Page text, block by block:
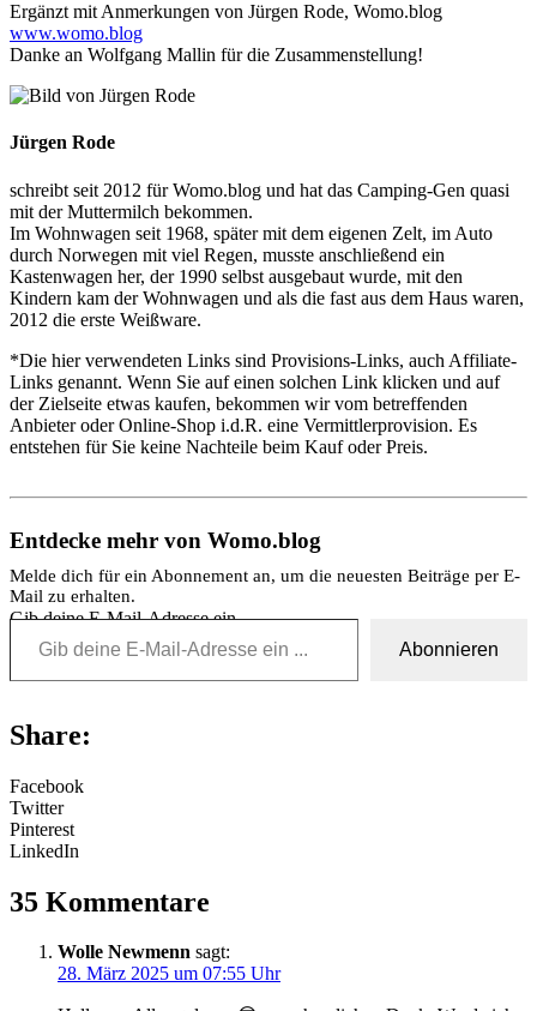
Ergänzt mit Anmerkungen von Jürgen Rode, Womo.blog
www.womo.blog
Danke an Wolfgang Mallin für die Zusammenstellung!
Jürgen Rode
schreibt seit 2012 für Womo.blog und hat das Camping-Gen quasi
mit der Muttermilch bekommen.
Im Wohnwagen seit 1968, später mit dem eigenen Zelt, im Auto
durch Norwegen mit viel Regen, musste anschließend ein
Kastenwagen her, der 1990 selbst ausgebaut wurde, mit den
Kindern kam der Wohnwagen und als die fast aus dem Haus waren,
2012 die erste Weißware.
*Die hier verwendeten Links sind Provisions-Links, auch Affiliate-
Links genannt. Wenn Sie auf einen solchen Link klicken und auf
der Zielseite etwas kaufen, bekommen wir vom betreffenden
Anbieter oder Online-Shop i.d.R. eine Vermittlerprovision. Es
entstehen für Sie keine Nachteile beim Kauf oder Preis.
Entdecke mehr von Womo.blog
Melde dich für ein Abonnement an, um die neuesten Beiträge per E-
Mail zu erhalten.
Gib deine E-Mail-Adresse ein ...
Abonnieren
Share:
Facebook
Twitter
Pinterest
LinkedIn
35 Kommentare
Wolle Newmenn sagt:
28. März 2025 um 07:55 Uhr